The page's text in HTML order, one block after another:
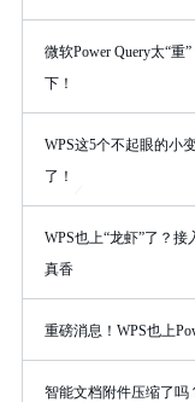
微软Power Query太“重
下！
WPS这5个不起眼的小
了！
WPS也上“龙虾”了？接
真香
重磅消息！WPS也上
智能文档附件压缩了吗